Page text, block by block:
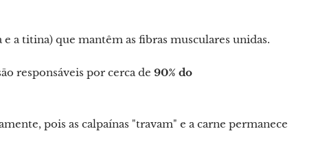
a titina) que mantêm as fibras musculares unidas.
responsáveis ​​por cerca de 90% do
pois as calpaínas "travam" e a carne permanece